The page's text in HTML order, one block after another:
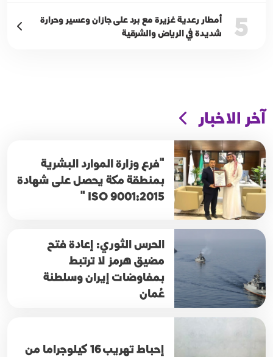
5
أمطار رعدية غزيرة مع برد على جازان وعسير وحرارة
شديدة في الرياض والشرقية
آخر الاخبار
"فرع وزارة الموارد البشرية
بمنطقة مكة يحصل على شهادة
ISO 9001:2015 "
الحرس الثوري: إعادة فتح
مضيق هرمز لا ترتبط
بمفاوضات إيران وسلطنة
عُمان
إحباط تهريب 16 كيلوجراما من